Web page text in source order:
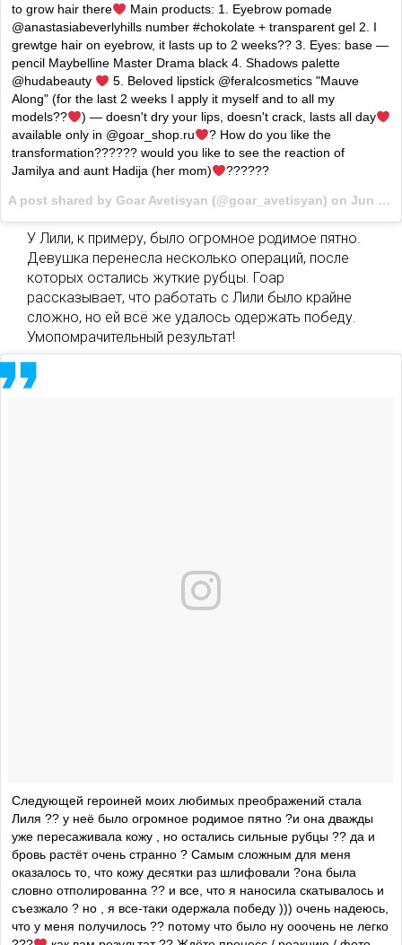
to grow hair there
Main products: 1. Eyebrow pomade
@anastasiabeverlyhills number #chokolate + transparent gel 2. I
grewtge hair on eyebrow, it lasts up to 2 weeks?? 3. Eyes: base —
pencil Maybelline Master Drama black 4. Shadows palette
@hudabeauty
5. Beloved lipstick @feralcosmetics "Mauve
Along" (for the last 2 weeks I apply it myself and to all my
models??
) — doesn't dry your lips, doesn't crack, lasts all day
available only in @goar_shop.ru
? How do you like the
transformation?????? would you like to see the reaction of
Jamilya and aunt Hadija (her mom)
??????
A post shared by Goar Avetisyan (@goar_avetisyan) on Jun 15, 2017 at 12:31pm PDT
У Лили, к примеру, было огромное родимое пятно.
Девушка перенесла несколько операций, после
которых остались жуткие рубцы. Гоар
рассказывает, что работать с Лили было крайне
сложно, но ей всё же удалось одержать победу.
Умопомрачительный результат!
Следующей героиней моих любимых преображений стала
Лиля ?? у неё было огромное родимое пятно ?и она дважды
уже пересаживала кожу , но остались сильные рубцы ?? да и
бровь растёт очень странно ? Самым сложным для меня
оказалось то, что кожу десятки раз шлифовали ?она была
словно отполированна ?? и все, что я наносила скатывалось и
съезжало ? но , я все-таки одержала победу ))) очень надеюсь,
что у меня получилось ?? потому что было ну ооочень не легко